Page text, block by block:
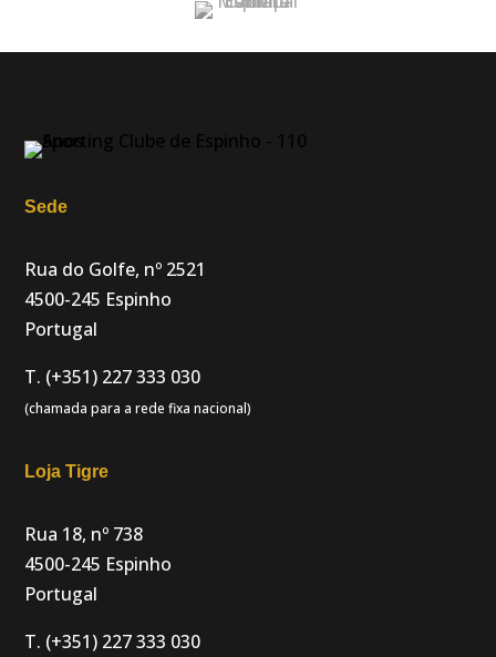
Sede
Rua do Golfe, nº 2521
4500-245 Espinho
Portugal
T. (+351) 227 333 030
(chamada para a rede fixa nacional)
Loja Tigre
Rua 18, nº 738
4500-245 Espinho
Portugal
T. (+351) 227 333 030